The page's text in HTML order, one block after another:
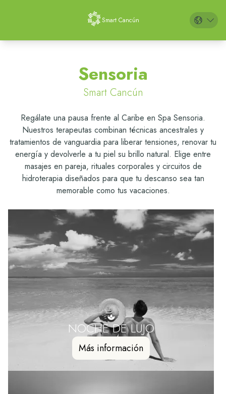
Smart Cancún
Sensoria
Smart Cancún
Regálate una pausa frente al Caribe en Spa Sensoria.
Nuestros terapeutas combinan técnicas ancestrales y
tratamientos de vanguardia para liberar tensiones, renovar tu
energía y devolverle a tu piel su brillo natural. Elige entre
masajes en pareja, rituales corporales y circuitos de
hidroterapia diseñados para que tu descanso sea tan
memorable como tus vacaciones.
NOCHE DE LUJO
Más información